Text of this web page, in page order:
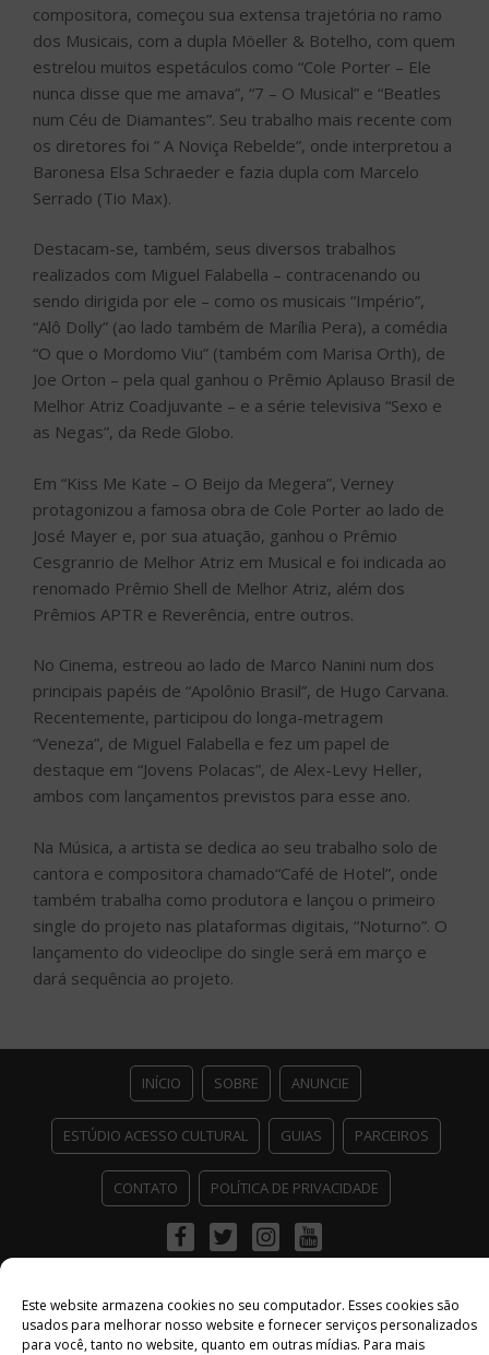
Este website armazena cookies no seu computador. Esses cookies são
usados ​​para melhorar nosso website e fornecer serviços personalizados
para você, tanto no website, quanto em outras mídias. Para mais
compositora, começou sua extensa trajetória no ramo
dos Musicais, com a dupla Möeller & Botelho, com quem
estrelou muitos espetáculos como “Cole Porter – Ele
nunca disse que me amava”, “7 – O Musical” e “Beatles
num Céu de Diamantes”. Seu trabalho mais recente com
os diretores foi ” A Noviça Rebelde”, onde interpretou a
Baronesa Elsa Schraeder e fazia dupla com Marcelo
Serrado (Tio Max).
Destacam-se, também, seus diversos trabalhos
realizados com Miguel Falabella – contracenando ou
sendo dirigida por ele – como os musicais “Império”,
“Alô Dolly” (ao lado também de Marília Pera), a comédia
“O que o Mordomo Viu” (também com Marisa Orth), de
Joe Orton – pela qual ganhou o Prêmio Aplauso Brasil de
Melhor Atriz Coadjuvante – e a série televisiva “Sexo e
as Negas”, da Rede Globo.
Em “Kiss Me Kate – O Beijo da Megera”, Verney
protagonizou a famosa obra de Cole Porter ao lado de
José Mayer e, por sua atuação, ganhou o Prêmio
Cesgranrio de Melhor Atriz em Musical e foi indicada ao
renomado Prêmio Shell de Melhor Atriz, além dos
Prêmios APTR e Reverência, entre outros.
No Cinema, estreou ao lado de Marco Nanini num dos
principais papéis de “Apolônio Brasil”, de Hugo Carvana.
Recentemente, participou do longa-metragem
“Veneza”, de Miguel Falabella e fez um papel de
destaque em “Jovens Polacas”, de Alex-Levy Heller,
ambos com lançamentos previstos para esse ano.
Na Música, a artista se dedica ao seu trabalho solo de
cantora e compositora chamado“Café de Hotel”, onde
também trabalha como produtora e lançou o primeiro
single do projeto nas plataformas digitais, “Noturno”. O
lançamento do videoclipe do single será em março e
dará sequência ao projeto.
INÍCIO SOBRE ANUNCIE
ESTÚDIO ACESSO CULTURAL GUIAS PARCEIROS
CONTATO POLÍTICA DE PRIVACIDADE
FacebookTwitterInstagramYoutube